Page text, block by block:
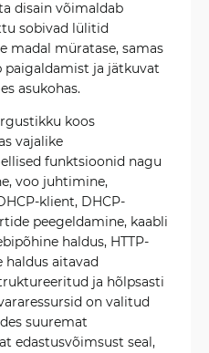
disain võimaldab
sobivad lülitid
madal müratase, samas
paigaldamist ja jätkuvat
asukohas.
koos
vajalike
funktsioonid nagu
voo juhtimine,
klient, DHCP-
peegeldamine, kaabli
haldus, HTTP-
haldus aitavad
ja hõlpsasti
on valitud
suuremat
edastusvõimsust seal,